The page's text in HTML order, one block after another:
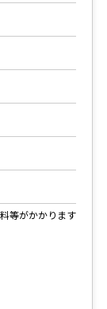
等がかかります